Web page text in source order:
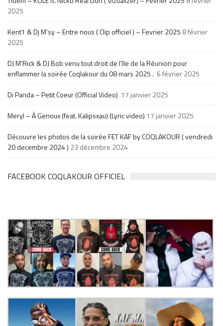
2025
Kent1 & Dj M’sy – Entre nous ( Clip officiel ) – Fevrier 2025 8 février
2025
DJ M’Rick & DJ Bob venu tout droit de l’île de la Réunion pour
enflammer la soirée Coqlakour du 08 mars 2025 . 6 février 2025
Di Panda – Petit Coeur (Official Video) 17 janvier 2025
Meryl – À Genoux (feat. Kalipsxau) (Lyric video) 17 janvier 2025
Découvre les photos de la soirée FET KAF by COQLAKOUR ( vendredi
20 decembre 2024 ) 23 décembre 2024
FACEBOOK COQLAKOUR OFFICIEL